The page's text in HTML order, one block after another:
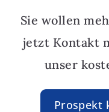
Sie wollen
jetzt Kontakt
unser
Prospekt